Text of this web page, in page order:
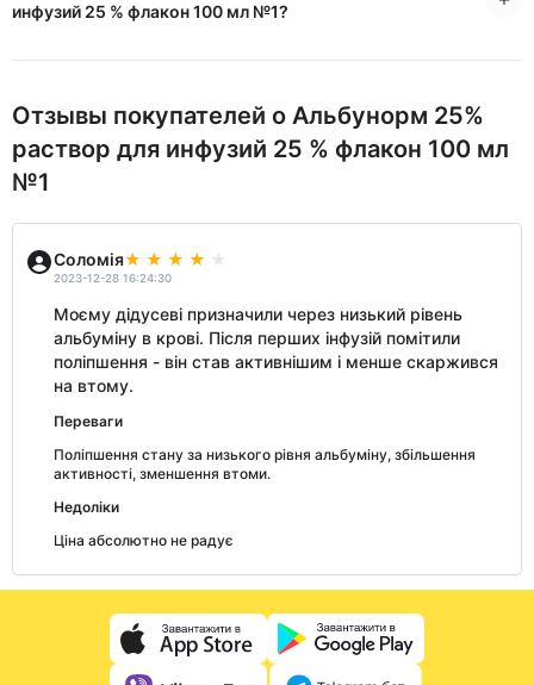
инфузий 25 % флакон 100 мл №1?
Отзывы покупателей о Альбунорм 25%
раствор для инфузий 25 % флакон 100 мл
№1
Соломія
2023-12-28 16:24:30
Моєму дідусеві призначили через низький рівень
альбуміну в крові. Після перших інфузій помітили
поліпшення - він став активнішим і менше скаржився
на втому.
Переваги
Поліпшення стану за низького рівня альбуміну, збільшення
активності, зменшення втоми.
Недоліки
Ціна абсолютно не радує